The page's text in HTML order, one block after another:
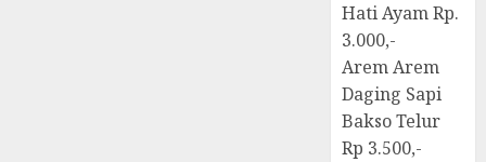
Hati Ayam Rp.
3.000,-
Arem Arem
Daging Sapi
Bakso Telur
Rp 3.500,-